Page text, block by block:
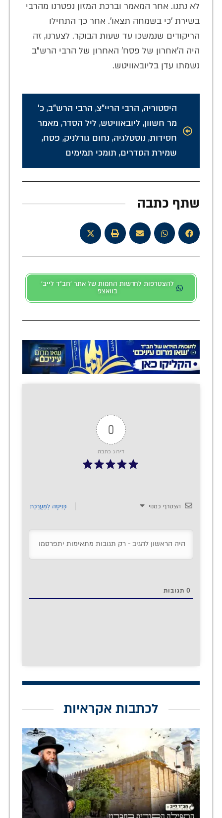
לא נתנו. אחר המאמר וברכת המזון נפטרנו מהרבי
בשירת 'כי בשמחה תצאו'. אחר כך התחילו
הריקודים שנמשכו עד שעות הבוקר. לצערנו, זה
היה ה'אחרון של פסח' האחרון של הרבי הרש"ב
נשמתו עדן בליובאוויטש.
היסטוריה, הרבי הריי"צ, הרבי הרש"ב, כ'
מר חשוון, ליובאוויטש, ליל הסדר, מאמר
חסידות, נוסטלגיה, נחום גורלניק, פסח,
שמירת הסדרים, תומכי תמימים
שתף כתבה
להצטרפות לחדשות החמות של אתר 'חב"ד לייב'
בוואצפ
0
דירוג כתבה
הצטרף כמנוי כְּנִיסָה לַמַעֲרֶכֶת
0 תגובות
לכתבות אקראיות